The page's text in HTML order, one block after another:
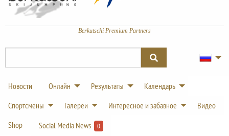
Berkutschi Premium Partners
Новости Онлайн Результаты
Календарь
Спортсмены
Галереи Интересное и забавное
Видео
Shop
Social Media News 0